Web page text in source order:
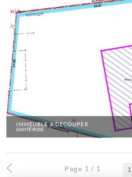
IMMEUBLE À DÉCOUPER
SAINTE ROSE
Page 1 / 1 1